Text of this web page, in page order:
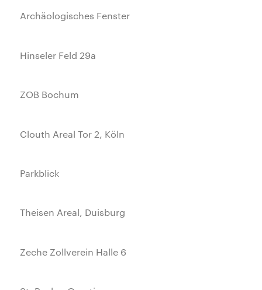
Archäologisches Fenster
Hinseler Feld 29a
ZOB Bochum
Clouth Areal Tor 2, Köln
Parkblick
Theisen Areal, Duisburg
Zeche Zollverein Halle 6